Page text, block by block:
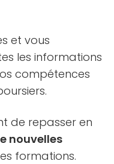
et vous
les informations
compétences
de repasser en
nouvelles
formations.